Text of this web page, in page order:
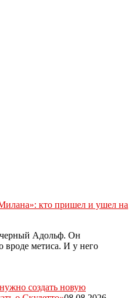
кто пришел и ушел на
Адольф. Он
вроде метиса. И у него
создать новую